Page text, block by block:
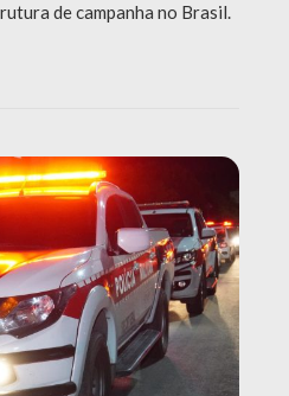
de campanha no Brasil.